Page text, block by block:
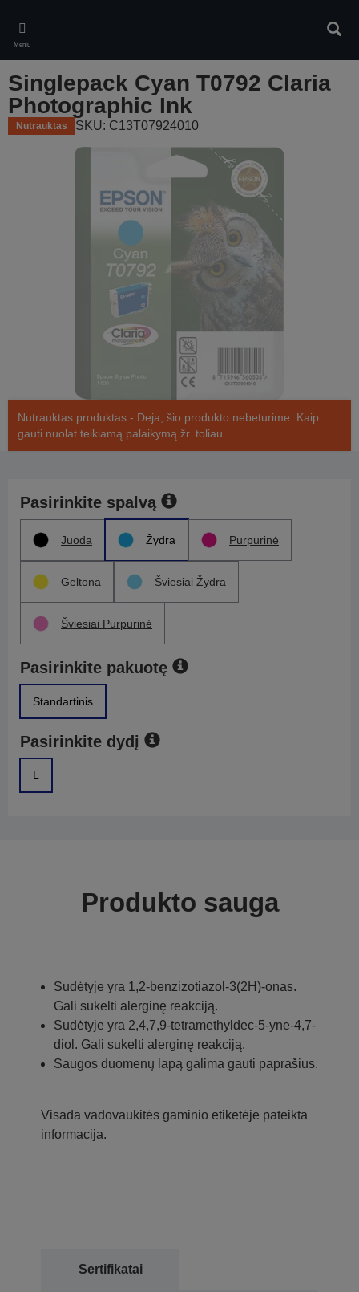
main
content
Meniu
Singlepack Cyan T0792 Claria
Photographic Ink
Nutrauktas SKU: C13T07924010
Nutrauktas produktas - Deja, šio produkto nebeturime. Kaip
gauti nuolat teikiamą palaikymą žr. toliau.
Pasirinkite spalvą
Juoda Žydra Purpurinė
Geltona Šviesiai Žydra
Šviesiai Purpurinė
Pasirinkite pakuotę
Standartinis
Pasirinkite dydį
L
Produkto sauga
Sudėtyje yra 1,2-benzizotiazol-3(2H)-onas.
Gali sukelti alerginę reakciją.
Sudėtyje yra 2,4,7,9-tetramethyldec-5-yne-4,7-
diol. Gali sukelti alerginę reakciją.
Saugos duomenų lapą galima gauti paprašius.
Visada vadovaukitės gaminio etiketėje pateikta
informacija.
Sertifikatai